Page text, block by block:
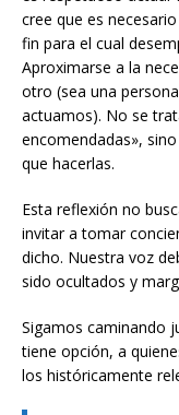
cree que es
fin para el cual
Aproximarse a la
otro (sea una
actuamos). No se
encomendadas»,
que hacerlas.
Esta reflexión no
invitar a tomar
dicho. Nuestra voz
sido ocultados y
Sigamos caminando
tiene opción, a
los históricamente